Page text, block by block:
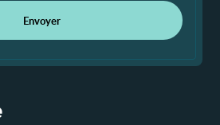
Envoyer